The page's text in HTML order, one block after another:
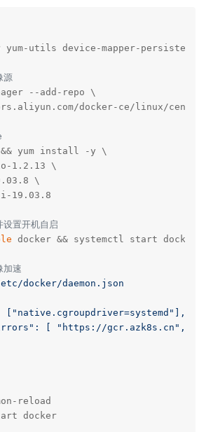
utils device-mapper-persistent-
源
--add-repo \
docker-ce/linux/
&& yum install -y \
1.2.13 \
\
19.03.8
置开机自启
docker && systemctl start docker
速
docker/daemon.json
["native.cgroupdriver=systemd"],
[ "https://gcr.azk8s.cn",
reload
docker